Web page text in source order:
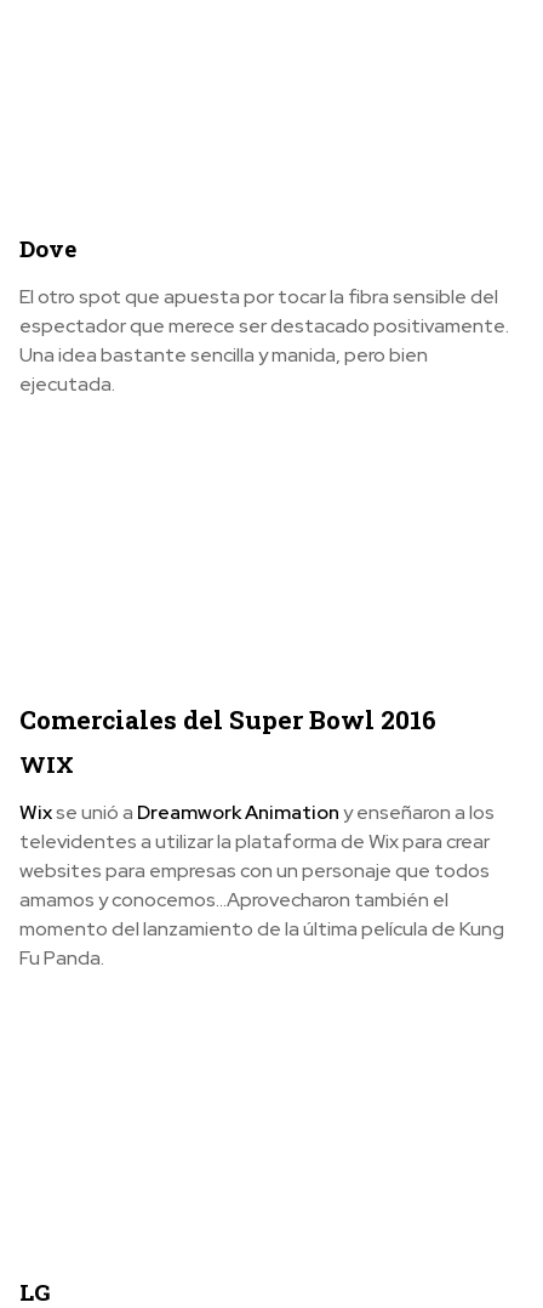
Dove
El otro spot que apuesta por tocar la fibra sensible del
espectador que merece ser destacado positivamente.
Una idea bastante sencilla y manida, pero bien
ejecutada.
Comerciales del Super Bowl 2016
WIX
Wixse unió a Dreamwork Animationy enseñaron a los
televidentes a utilizar la plataforma de Wix para crear
websites para empresas con un personaje que todos
amamos y conocemos…Aprovecharon también el
momento del lanzamiento de la última película de Kung
Fu Panda.
LG